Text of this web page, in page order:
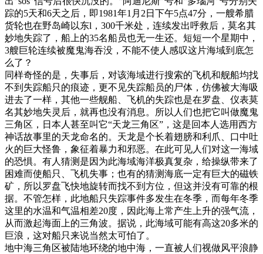
踪的5天和6天之后，即1981年1月2日下午5点47分，一艘希腊
货轮也在野岛崎以东l，300千米处，连续发出呼救后，莫名其
妙地失踪了，船上的35名船员也无一生还。短短一个星期中，
3艘巨轮连续被魔鬼海吞没，不能不使人感叹这片海域到底怎
么了？
同样奇怪的是，失事后，对该海域进行搜索的飞机和舰船均找
不到失踪船只的痕迹，更不见失踪船员的尸体，仿佛被大海吸
进去了一样，其他一些舰船、飞机的失踪也是在罗盘、仪表莫
名其妙地失灵后，就再也没有消息。所以人们也把它叫做魔鬼
三角区，日本人甚至叫它“天龙三角区”，这是回本人选用西方
神话故事里的天龙命名的。天龙是个长着翅膀和利爪、口中吐
火的巨大怪鲁，象征着暴力和邪恶。在此可见人们对这一海域
的恐惧。有人猜测是因为此海域海洋极真复杂，给操纵带来了
困难而使船只、飞机失事；也有的猜测海底一定有巨大的磁铁
矿，所以罗盘飞快地旋转而找不到方位，但这并没有可靠的根
据。不管怎样，此地船只失踪事件多发生在冬季，而每年冬季
这里的水温和气温相差20度，因此海上常产生上升的强气流，
从而激起海面上的三角波。据说，此海域可能有高这20多米的
巨浪，这对船只来说当然太可怕了。
地中海三角区被陆地环绕的地中海，一直被人们视做风平浪静